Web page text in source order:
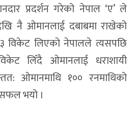
प्रदर्शन गरेको नेपाल ‘ए’ ले
नै ओमानलाई दबाबमा राखेको
विकेट लिएको नेपालले त्यसपछि
लिँदै ओमानलाई धराशायी
ओमानमाथि १०० रनमाथिको
भयो ।